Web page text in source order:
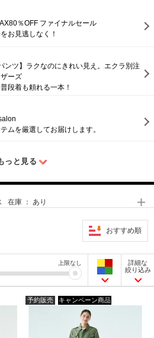
％OFF ファイナルセール
お見逃しなく！
ンツ】ラクなのにきれい見え。エクラ別注
ーズ
段着も頼れる一本！
ムを厳選してお届けします。
っと見る
在庫 ： あり
おすすめ順
上限なし
詳細な
絞り込み
予約販売 キャンペーン商品